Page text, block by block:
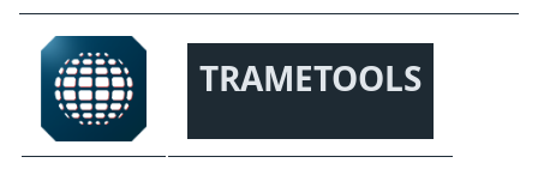
TRAMETOOLS